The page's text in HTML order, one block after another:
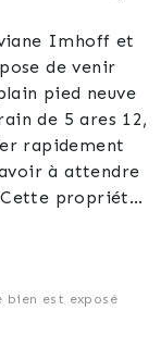
Imhoff et
de venir
pied neuve
de 5 ares 12,
rapidement
à attendre
Cette propriété
espace
bien est exposé